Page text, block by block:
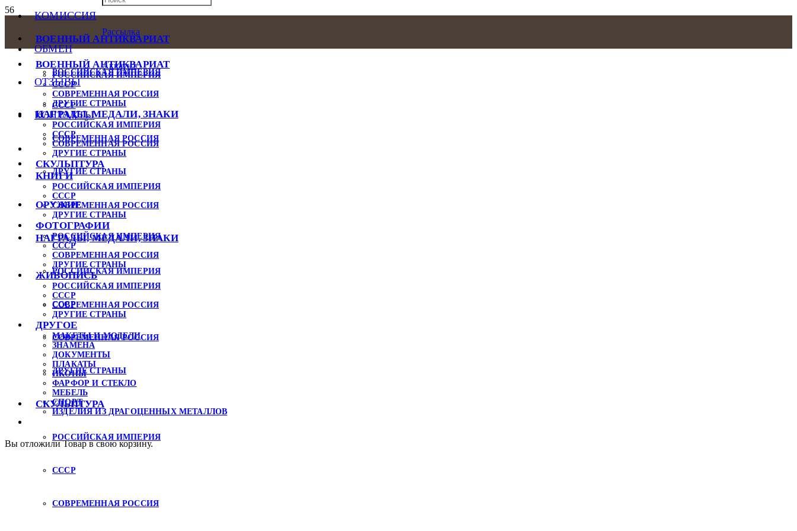
КОМИССИЯ
ОБМЕН
ОТЗЫВЫ
КОНТАКТЫ
Рассылка
Аккаунт
ВОЕННЫЙ АНТИКВАРИАТ
РОССИЙСКАЯ ИМПЕРИЯ
СССР
СОВРЕМЕННАЯ РОССИЯ
ДРУГИЕ СТРАНЫ
НАГРАДЫ, МЕДАЛИ, ЗНАКИ
РОССИЙСКАЯ ИМПЕРИЯ
СССР
СОВРЕМЕННАЯ РОССИЯ
ДРУГИЕ СТРАНЫ
СКУЛЬПТУРА
КНИГИ
РОССИЙСКАЯ ИМПЕРИЯ
СССР
СОВРЕМЕННАЯ РОССИЯ
ДРУГИЕ СТРАНЫ
ФОТОГРАФИИ
РОССИЙСКАЯ ИМПЕРИЯ
СССР
СОВРЕМЕННАЯ РОССИЯ
ДРУГИЕ СТРАНЫ
ЖИВОПИСЬ
РОССИЙСКАЯ ИМПЕРИЯ
СССР
СОВРЕМЕННАЯ РОССИЯ
ДРУГИЕ СТРАНЫ
ДРУГОЕ
МАКЕТЫ И МОДЕЛИ
ЗНАМЕНА
ДОКУМЕНТЫ
ПЛАКАТЫ
ИКОНЫ
ФАРФОР И СТЕКЛО
МЕБЕЛЬ
СПОРТ
ИЗДЕЛИЯ ИЗ ДРАГОЦЕННЫХ МЕТАЛЛОВ
Вы отложилиТоварв свою корзину.
ВОЕННЫЙ АНТИКВАРИАТ
РОССИЙСКАЯ ИМПЕРИЯ
СССР
СОВРЕМЕННАЯ РОССИЯ
ДРУГИЕ СТРАНЫ
ОРУЖИЕ
НАГРАДЫ, МЕДАЛИ, ЗНАКИ
РОССИЙСКАЯ ИМПЕРИЯ
СССР
СОВРЕМЕННАЯ РОССИЯ
ДРУГИЕ СТРАНЫ
СКУЛЬПТУРА
РОССИЙСКАЯ ИМПЕРИЯ
СССР
СОВРЕМЕННАЯ РОССИЯ